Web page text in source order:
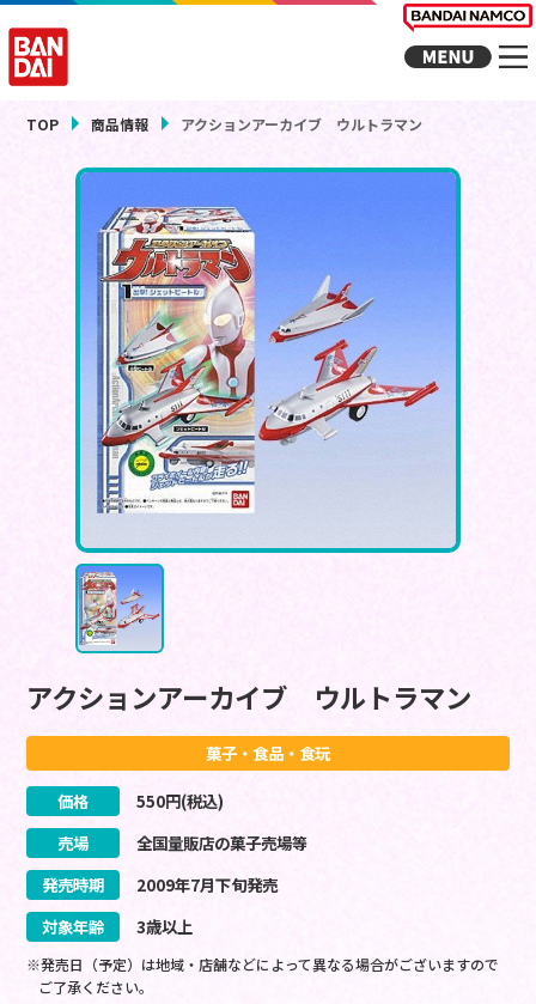
TOP 商品情報 アクションアーカイブ ウルトラマン
アクションアーカイブ ウルトラマン
菓子・食品・食玩
価格 550円(税込)
売場
全国量販店の菓子売場等
発売時期
2009年7月下旬発売
対象年齢
3歳以上
※発売日（予定）は地域・店舗などによって異なる場合がございますので
ご了承ください。